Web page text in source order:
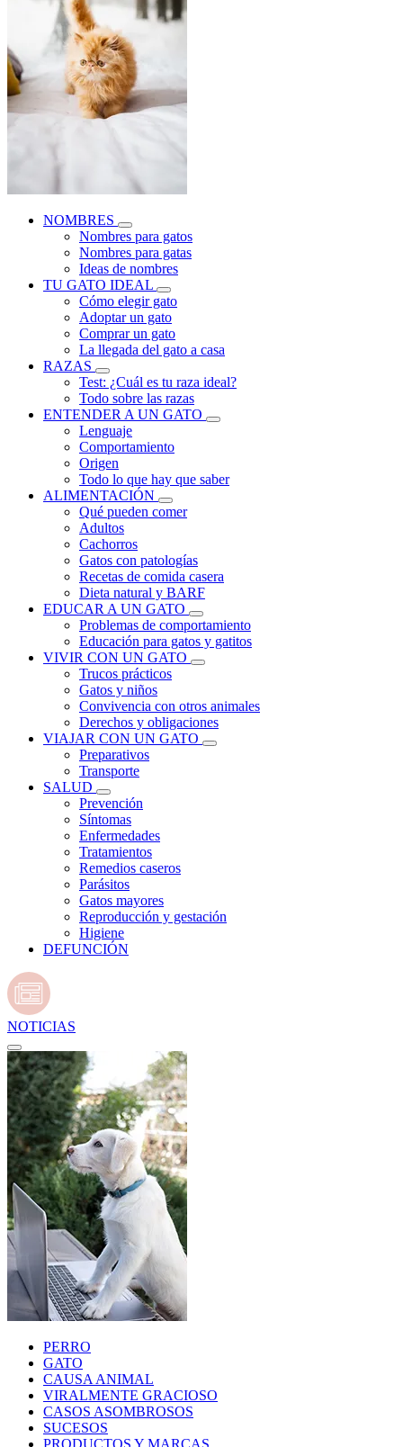
NOMBRES
Nombres para gatos
Nombres para gatas
Ideas de nombres
TU GATO IDEAL
Cómo elegir gato
Adoptar un gato
Comprar un gato
La llegada del gato a casa
RAZAS
Test: ¿Cuál es tu raza ideal?
Todo sobre las razas
ENTENDER A UN GATO
Lenguaje
Comportamiento
Origen
Todo lo que hay que saber
ALIMENTACIÓN
Qué pueden comer
Adultos
Cachorros
Gatos con patologías
Recetas de comida casera
Dieta natural y BARF
EDUCAR A UN GATO
Problemas de comportamiento
Educación para gatos y gatitos
VIVIR CON UN GATO
Trucos prácticos
Gatos y niños
Convivencia con otros animales
Derechos y obligaciones
VIAJAR CON UN GATO
Preparativos
Transporte
SALUD
Prevención
Síntomas
Enfermedades
Tratamientos
Remedios caseros
Parásitos
Gatos mayores
Reproducción y gestación
Higiene
DEFUNCIÓN
NOTICIAS
PERRO
GATO
CAUSA ANIMAL
VIRALMENTE GRACIOSO
CASOS ASOMBROSOS
SUCESOS
PRODUCTOS Y MARCAS